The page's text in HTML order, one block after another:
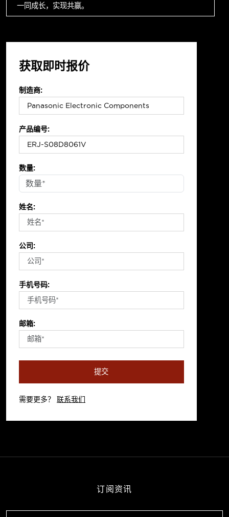
一同成长，实现共赢。
获取即时报价
制造商:
产品编号:
数量:
姓名:
公司:
手机号码:
邮箱:
提交
需要更多？ 联系我们
订阅资讯